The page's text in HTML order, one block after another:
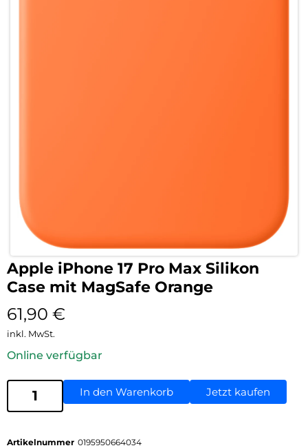
Apple iPhone 17 Pro Max Silikon
Case mit MagSafe Orange
61,90 €
inkl. MwSt.
Online verfügbar
In den Warenkorb Jetzt kaufen
Artikelnummer 0195950664034